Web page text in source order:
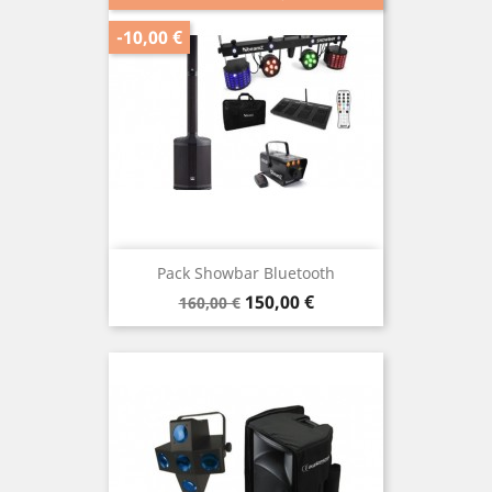
Pack Showbar Bluetooth
Prix
de
160,00 € Prix
150,00 €
-10,00 €